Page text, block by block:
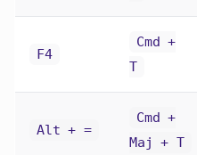
F4
Cmd +
T
Alt + =
Cmd +
Maj + T